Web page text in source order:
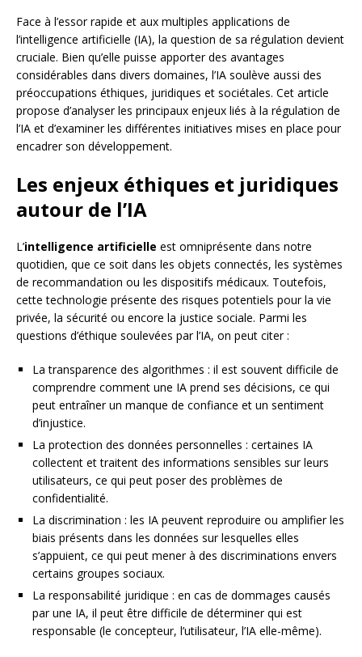
Face à l’essor rapide et aux multiples applications de
l’intelligence artificielle (IA), la question de sa régulation devient
cruciale. Bien qu’elle puisse apporter des avantages
considérables dans divers domaines, l’IA soulève aussi des
préoccupations éthiques, juridiques et sociétales. Cet article
propose d’analyser les principaux enjeux liés à la régulation de
l’IA et d’examiner les différentes initiatives mises en place pour
encadrer son développement.
Les enjeux éthiques et juridiques
autour de l’IA
L’intelligence artificielle est omniprésente dans notre
quotidien, que ce soit dans les objets connectés, les systèmes
de recommandation ou les dispositifs médicaux. Toutefois,
cette technologie présente des risques potentiels pour la vie
privée, la sécurité ou encore la justice sociale. Parmi les
questions d’éthique soulevées par l’IA, on peut citer :
La transparence des algorithmes : il est souvent difficile de
comprendre comment une IA prend ses décisions, ce qui
peut entraîner un manque de confiance et un sentiment
d’injustice.
La protection des données personnelles : certaines IA
collectent et traitent des informations sensibles sur leurs
utilisateurs, ce qui peut poser des problèmes de
confidentialité.
La discrimination : les IA peuvent reproduire ou amplifier les
biais présents dans les données sur lesquelles elles
s’appuient, ce qui peut mener à des discriminations envers
certains groupes sociaux.
La responsabilité juridique : en cas de dommages causés
par une IA, il peut être difficile de déterminer qui est
responsable (le concepteur, l’utilisateur, l’IA elle-même).